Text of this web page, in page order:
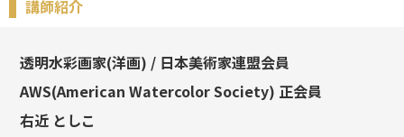
講師紹介
透明水彩画家(洋画) / 日本美術家連盟会員
AWS(American Watercolor Society) 正会員
右近 としこ